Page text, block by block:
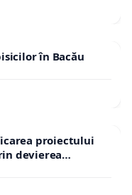
în Bacău
proiectului
devierea